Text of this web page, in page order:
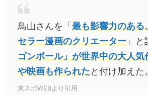
鳥山さんを「 最も影響力のある
セラー漫画のクリエーター 」と
ゴンボール」が世界中の大人気
や映画も作られたと付け加えた。
東スポWEBより引用